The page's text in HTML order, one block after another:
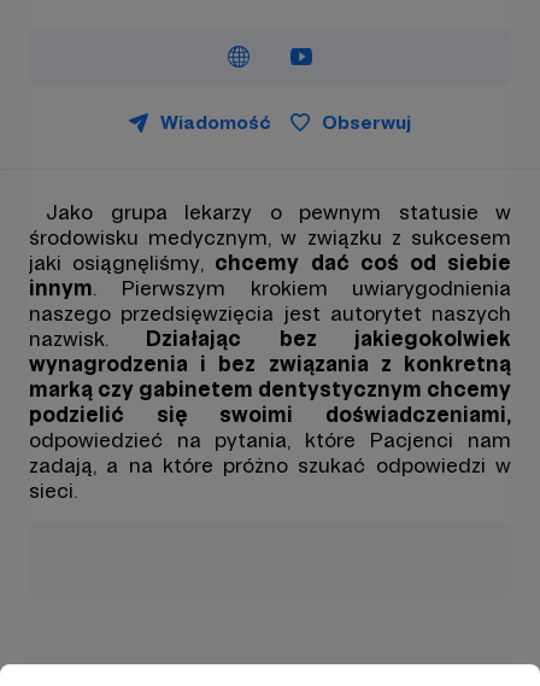
Wiadomość Obserwuj
Jako grupa lekarzy o pewnym statusie w
środowisku medycznym, w związku z sukcesem
jaki osiągnęliśmy, chcemy dać coś od siebie
innym . Pierwszym krokiem uwiarygodnienia
naszego przedsięwzięcia jest autorytet naszych
nazwisk. Działając bez jakiegokolwiek
wynagrodzenia i bez związania z konkretną
marką czy gabinetem dentystycznym chcemy
podzielić się swoimi doświadczeniami,
odpowiedzieć na pytania, które Pacjenci nam
zadają, a na które próżno szukać odpowiedzi w
sieci.